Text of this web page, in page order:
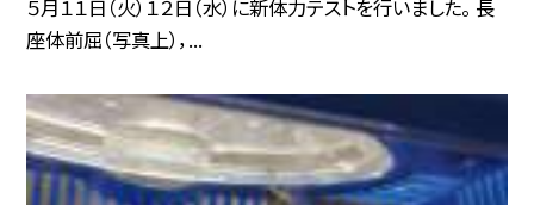
５月１１日（火）１２日（水）に新体力テストを行いました。 長
座体前屈（写真上），...